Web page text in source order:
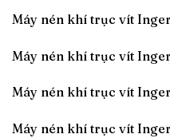
Máy nén khí trục vít
Máy nén khí trục vít
Máy nén khí trục vít
Máy nén khí trục vít